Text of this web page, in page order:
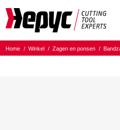
Home / Winkel / Zagen en ponsen /